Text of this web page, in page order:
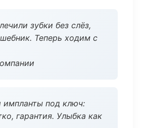
зубки без слёз,
Теперь ходим с
импланты под ключ:
гарантия. Улыбка как